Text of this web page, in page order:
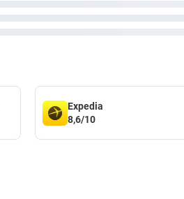
Expedia
8,6/10